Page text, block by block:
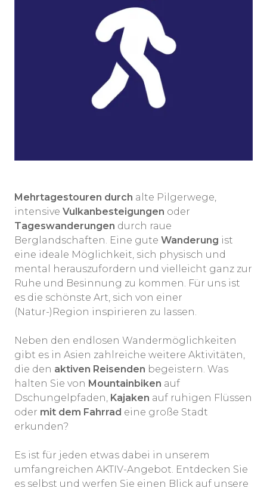
Mehrtagestouren durch alte Pilgerwege,
intensive Vulkanbesteigungen oder
Tageswanderungen durch raue
Berglandschaften. Eine gute Wanderung ist
eine ideale Möglichkeit, sich physisch und
mental herauszufordern und vielleicht ganz zur
Ruhe und Besinnung zu kommen. Für uns ist
es die schönste Art, sich von einer
(Natur-)Region inspirieren zu lassen.
Neben den endlosen Wandermöglichkeiten
gibt es in Asien zahlreiche weitere Aktivitäten,
die den aktiven Reisenden begeistern. Was
halten Sie von Mountainbiken auf
Dschungelpfaden, Kajaken auf ruhigen Flüssen
oder mit dem Fahrrad eine große Stadt
erkunden?
Es ist für jeden etwas dabei in unserem
umfangreichen AKTIV-Angebot. Entdecken Sie
es selbst und werfen Sie einen Blick auf unsere